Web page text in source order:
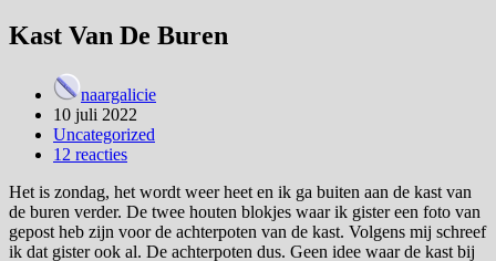
Kast Van De Buren
naargalicie
10 juli 2022
Uncategorized
12 reacties
Het is zondag, het wordt weer heet en ik ga buiten aan de kast van
de buren verder. De twee houten blokjes waar ik gister een foto van
gepost heb zijn voor de achterpoten van de kast. Volgens mij schreef
ik dat gister ook al. De achterpoten dus. Geen idee waar de kast bij